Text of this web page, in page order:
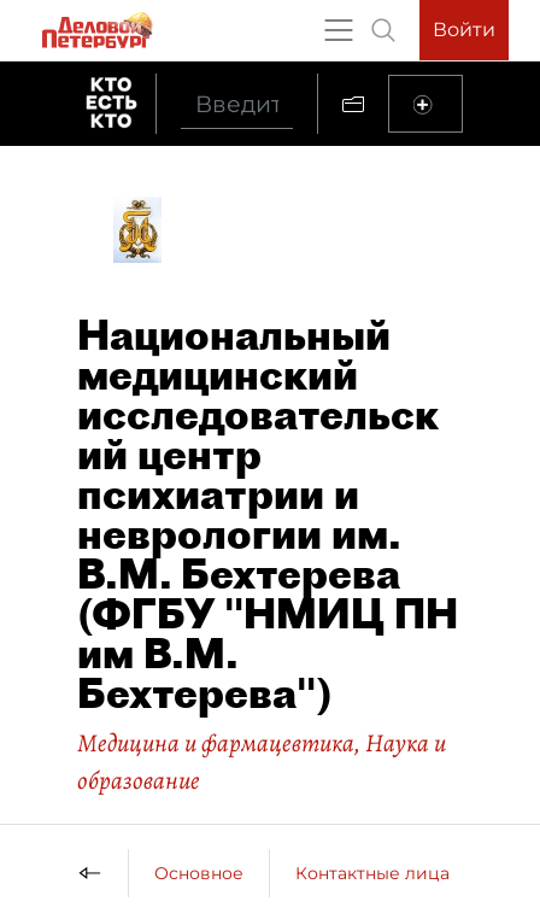
Войти
Национальный
медицинский
исследовательск
ий центр
психиатрии и
неврологии им.
В.М. Бехтерева
(ФГБУ "НМИЦ ПН
им В.М.
Бехтерева")
Медицина и фармацевтика, Наука и
образование
Основное Контактные лица